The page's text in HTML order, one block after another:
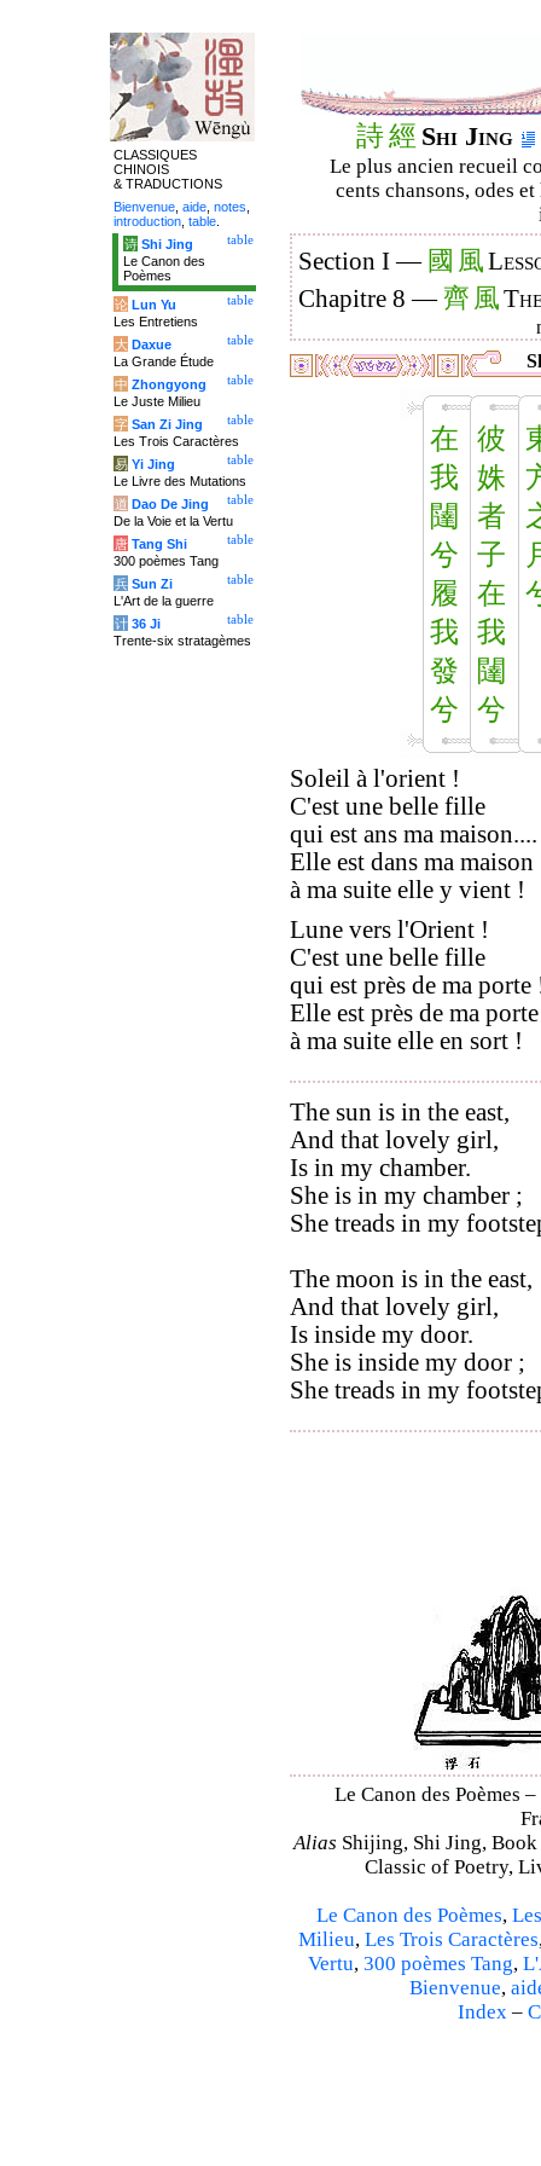
詩經 Shi Jing
Le plus ancien recueil
cents chansons, odes
Section I — 國 風
Chapitre 8 —齊 風
在
我
闥
兮
履
我
發
兮
彼
姝
者
子
在
我
闥
兮
Soleil à l'orient !
C'est une belle fille
qui est ans ma maison....
Elle est dans ma maison
à ma suite elle y vient !
Lune vers l'Orient !
C'est une belle fille
qui est près de ma porte
Elle est près de ma
à ma suite elle en sort !
The sun is in the east,
And that lovely girl,
Is in my chamber.
She is in my chamber ;
She treads in my
The moon is in the east,
And that lovely girl,
Is inside my door.
She is inside my door ;
She treads in my
Le Canon des Poèmes
Alias Shijing, Shi Jing,
Classic of Poetry,
Le Canon des Poèmes,
Milieu, Les Trois Caractères
Vertu, 300 poèmes Tang,
Bienvenue,
Index –
CLASSIQUES
CHINOIS
& TRADUCTIONS
Bienvenue aide notes
introduction table
table
诗 Shi Jing
Le Canon des
Poèmes
table
论 Lun Yu
Les Entretiens
table
大 Daxue
La Grande Étude
table
中 Zhongyong
Le Juste Milieu
table
字 San Zi Jing
Les Trois Caractères
table
易 Yi Jing
Le Livre des Mutations
table
道 Dao De Jing
De la Voie et la Vertu
table
唐 Tang Shi
300 poèmes Tang
table
兵 Sun Zi
L'Art de la guerre
table
计 36 Ji
Trente-six stratagèmes